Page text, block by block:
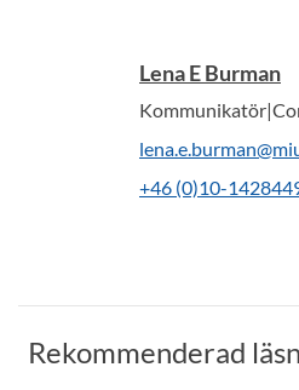
Lena E Burman
+46 (0)10-
Rekommenderad